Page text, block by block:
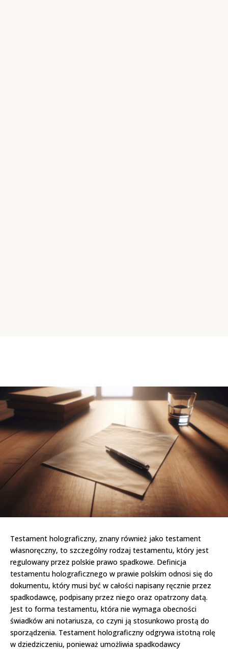
Testament holograficzny, znany również jako testament
własnoręczny, to szczególny rodzaj testamentu, który jest
regulowany przez polskie prawo spadkowe. Definicja
testamentu holograficznego w prawie polskim odnosi się do
dokumentu, który musi być w całości napisany ręcznie przez
spadkodawcę, podpisany przez niego oraz opatrzony datą.
Jest to forma testamentu, która nie wymaga obecności
świadków ani notariusza, co czyni ją stosunkowo prostą do
sporządzenia. Testament holograficzny odgrywa istotną rolę
w dziedziczeniu, ponieważ umożliwia spadkodawcy